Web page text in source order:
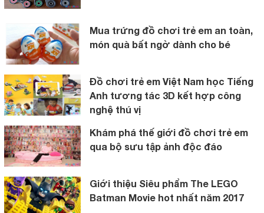
Mua trứng đồ chơi trẻ em an toàn,
món quà bất ngờ dành cho bé
Đồ chơi trẻ em Việt Nam học Tiếng
Anh tương tác 3D kết hợp công
nghệ thú vị
Khám phá thế giới đồ chơi trẻ em
qua bộ sưu tập ảnh độc đáo
Giới thiệu Siêu phẩm The LEGO
Batman Movie hot nhất năm 2017